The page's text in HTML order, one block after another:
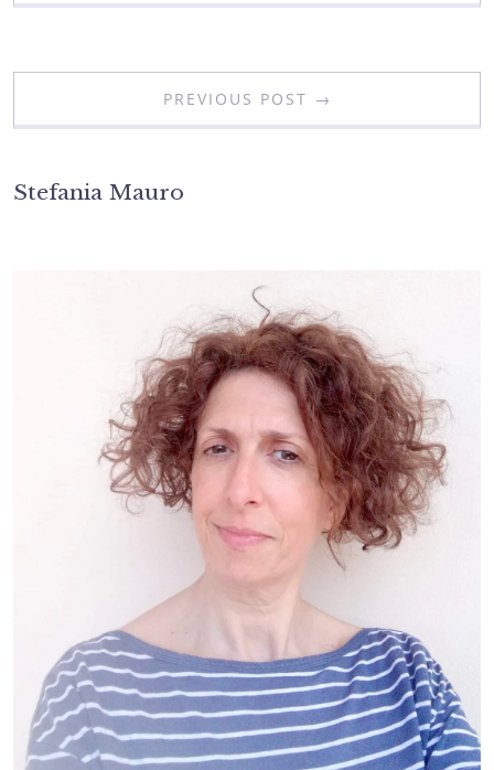
PREVIOUS POST →
Stefania Mauro